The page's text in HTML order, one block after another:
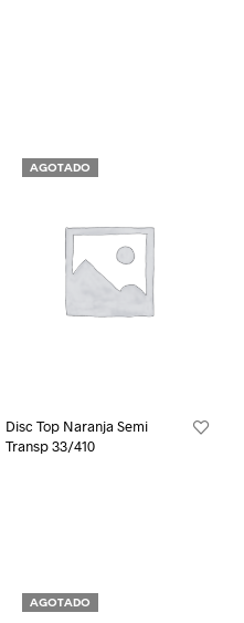
AGOTADO
Disc Top Naranja Semi
Transp 33/410
AGOTADO